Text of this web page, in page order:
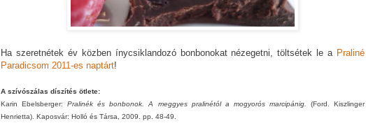
Ha szeretnétek év közben ínycsiklandozó bonbonokat nézegetni, töltsétek le a Praliné
Paradicsom 2011-es naptárt!
A szívószálas díszítés ötlete:
Karin Ebelsberger:Pralinék és bonbonok. A meggyes pralinétól a mogyorós marcipánig.
(Ford. Kiszlinger
Henrietta). Kaposvár: Holló és Társa, 2009. pp. 48-49.